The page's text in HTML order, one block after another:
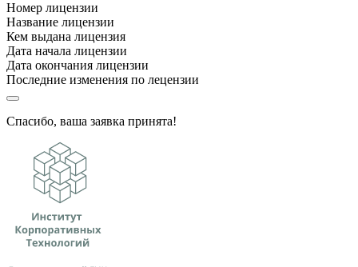
Номер лицензии
Название лицензии
Кем выдана лицензия
Дата начала лицензии
Дата окончания лицензии
Последние изменения по лецензии
Спасибо, ваша заявка принята!